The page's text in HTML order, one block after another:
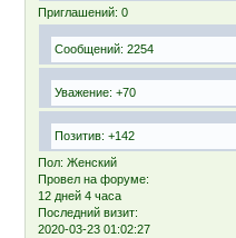
Приглашений: 0
Сообщений: 2254
Уважение: +70
Позитив: +142
Пол: Женский
Провел на форуме:
12 дней 4 часа
Последний визит:
2020-03-23 01:02:27